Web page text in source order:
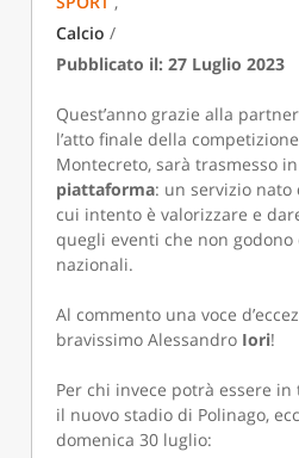
Calcio /
Pubblicato il: 27 Luglio 2023
Quest’anno grazie alla
l’atto finale della
Montecreto, sarà trasmesso
piattaforma: un servizio
cui intento è valorizzare e
quegli eventi che non
nazionali.
Al commento una voce
bravissimo Alessandro Iori!
Per chi invece potrà essere
il nuovo stadio di Polinago,
domenica 30 luglio: